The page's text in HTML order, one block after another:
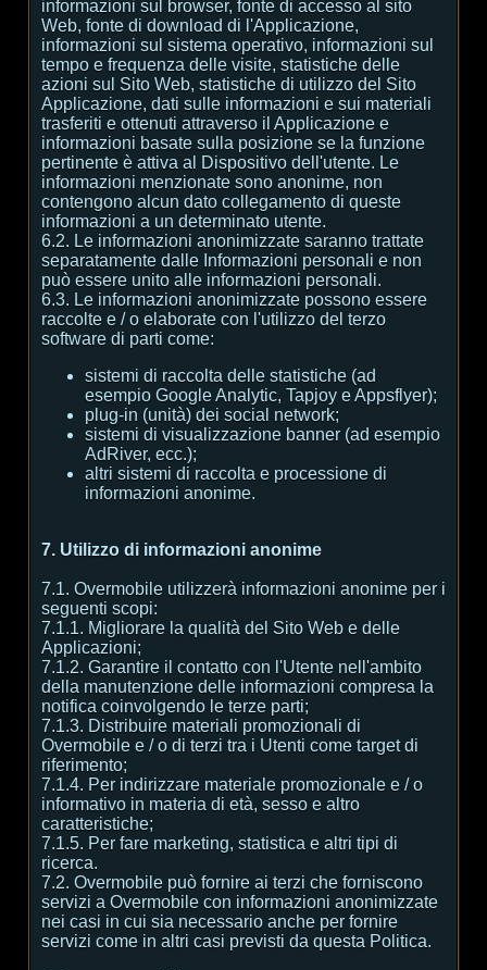
informazioni sul browser, fonte di accesso al sito
Web, fonte di download di l'Applicazione,
informazioni sul sistema operativo, informazioni sul
tempo e frequenza delle visite, statistiche delle
azioni sul Sito Web, statistiche di utilizzo del Sito
Applicazione, dati sulle informazioni e sui materiali
trasferiti e ottenuti attraverso il Applicazione e
informazioni basate sulla posizione se la funzione
pertinente è attiva al Dispositivo dell'utente. Le
informazioni menzionate sono anonime, non
contengono alcun dato collegamento di queste
informazioni a un determinato utente.
6.2. Le informazioni anonimizzate saranno trattate
separatamente dalle Informazioni personali e non
può essere unito alle informazioni personali.
6.3. Le informazioni anonimizzate possono essere
raccolte e / o elaborate con l'utilizzo del terzo
software di parti come:
sistemi di raccolta delle statistiche (ad
esempio Google Analytic, Tapjoy e Appsflyer);
plug-in (unità) dei social network;
sistemi di visualizzazione banner (ad esempio
AdRiver, ecc.);
altri sistemi di raccolta e processione di
informazioni anonime.
7. Utilizzo di informazioni anonime
7.1. Overmobile utilizzerà informazioni anonime per i
seguenti scopi:
7.1.1. Migliorare la qualità del Sito Web e delle
Applicazioni;
7.1.2. Garantire il contatto con l'Utente nell'ambito
della manutenzione delle informazioni compresa la
notifica coinvolgendo le terze parti;
7.1.3. Distribuire materiali promozionali di
Overmobile e / o di terzi tra i Utenti come target di
riferimento;
7.1.4. Per indirizzare materiale promozionale e / o
informativo in materia di età, sesso e altro
caratteristiche;
7.1.5. Per fare marketing, statistica e altri tipi di
ricerca.
7.2. Overmobile può fornire ai terzi che forniscono
servizi a Overmobile con informazioni anonimizzate
nei casi in cui sia necessario anche per fornire
servizi come in altri casi previsti da questa Politica.